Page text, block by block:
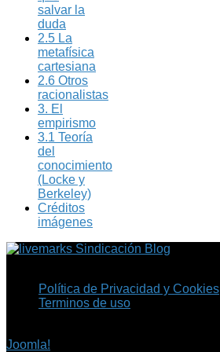
salvar la
duda
2.5 La
metafísica
cartesiana
2.6 Otros
racionalistas
3. El
empirismo
3.1 Teoría
del
conocimiento
(Locke y
Berkeley)
Créditos
imágenes
Sindicación Blog
Política de Privacidad y Cookies
Terminos de uso
Joomla!